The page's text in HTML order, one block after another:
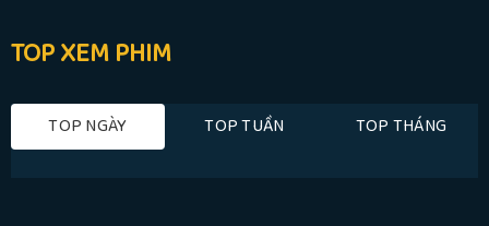
TOP XEM PHIM
TOP NGÀY TOP TUẦN TOP THÁNG